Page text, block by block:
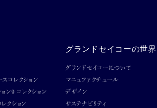
コレクション
ン9 コレクション
クション
グランドセイコーの世界
グランドセイコーについて
マニュファクチュール
デザイン
サステナビリティ